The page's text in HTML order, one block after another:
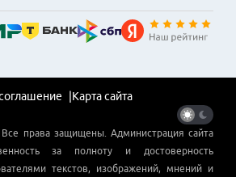
Карта сайта
. Все права защищены. Администрация сайта
за полноту и достоверность
текстов, изображений, мнений и